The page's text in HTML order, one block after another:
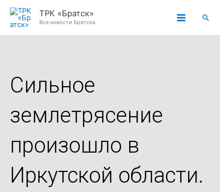
Перейти
ТРК «Братск»
Все новости Братска
Сильное
землетрясение
произошло в
Иркутской области.